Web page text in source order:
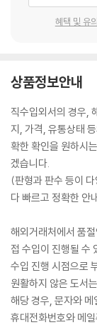
혜택 및 유
상품정보안내
직수입외서의 경우,
지, 가격, 유통상태
확한 확인을 원하시
겠습니다.
(판형과 판수 등이
다 빠르고 정확한 안
해외거래처에서 품
접 수입이 진행될 수
수입 진행 시점으로
원활하지 않은 도서
해당 경우, 문자와
휴대전화번호와 메